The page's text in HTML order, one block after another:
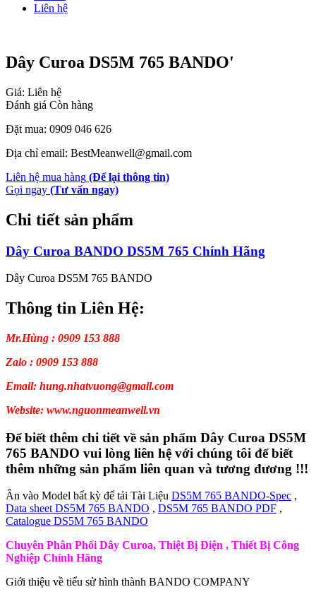
Liên hệ
Dây Curoa DS5M 765 BANDO'
Giá: Liên hệ
Đánh giá Còn hàng
Đặt mua: 0909 046 626
Địa chỉ email: BestMeanwell@gmail.com
Liên hệ mua hàng (Để lại thông tin)
Gọi ngay (Tư vấn ngay)
Chi tiết sản phẩm
Dây Curoa BANDO DS5M 765 Chính Hãng
Dây Curoa DS5M 765 BANDO
Thông tin Liên Hệ:
Mr.Hùng : 0909 153 888
Zalo : 0909 153 888
Email: hung.nhatvuong@gmail.com
Website: www.nguonmeanwell.vn
Để biết thêm chi tiết về sản phẩm Dây Curoa DS5M
765 BANDO vui lòng liên hệ với chúng tôi để biết
thêm những sản phẩm liên quan và tương đương !!!
Ân vào Model bất kỳ để tải Tài Liệu DS5M 765 BANDO-Spec ,
Data sheet DS5M 765 BANDO , DS5M 765 BANDO PDF ,
Catalogue DS5M 765 BANDO
Chuyên Phân Phối Dây Curoa, Thiệt Bị Điện , Thiết Bị Công
Nghiệp Chính Hãng
Giới thiệu về tiểu sử hình thành BANDO COMPANY